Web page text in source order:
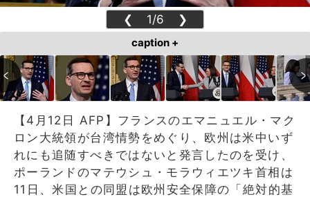
❮ 1/6 ❯
caption +
【4月12日 AFP】フランスのエマニュエル・マク
ロン大統領が台湾情勢をめぐり、欧州は米中いず
れにも追随すべきではないと発言したのを受け、
ポーランドのマテウシュ・モラウィエツキ首相は
11日、米国との同盟は欧州安全保障の「絶対的基